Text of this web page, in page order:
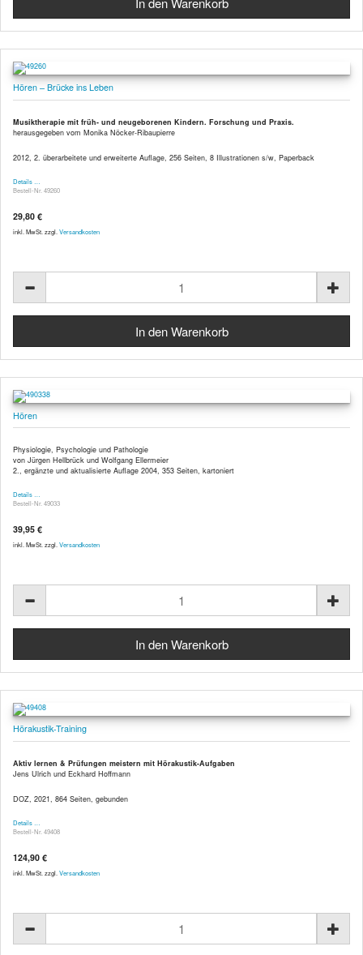
Hören – Brücke ins Leben
Musiktherapie mit früh- und neugeborenen Kindern. Forschung und Praxis.
herausgegeben vom Monika Nöcker-Ribaupierre
2012, 2. überarbeitete und erweiterte Auflage, 256 Seiten, 8 Illustrationen s/w, Paperback
Details …
Bestell-Nr. 49260
29,80 €
inkl. MwSt. zzgl. Versandkosten
Hören
Physiologie, Psychologie und Pathologie
von Jürgen Hellbrück und Wolfgang Ellermeier
2., ergänzte und aktualisierte Auflage 2004, 353 Seiten, kartoniert
Details …
Bestell-Nr. 49033
39,95 €
inkl. MwSt. zzgl. Versandkosten
Hörakustik-Training
Aktiv lernen & Prüfungen meistern mit Hörakustik-Aufgaben
Jens Ulrich und Eckhard Hoffmann
DOZ, 2021, 864 Seiten, gebunden
Details …
Bestell-Nr. 49408
124,90 €
inkl. MwSt. zzgl. Versandkosten